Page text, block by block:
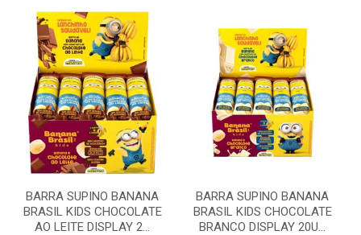
BARRA SUPINO BANANA
BRASIL KIDS CHOCOLATE
AO LEITE DISPLAY 2...
BARRA SUPINO BANANA
BRASIL KIDS CHOCOLATE
BRANCO DISPLAY 20U...